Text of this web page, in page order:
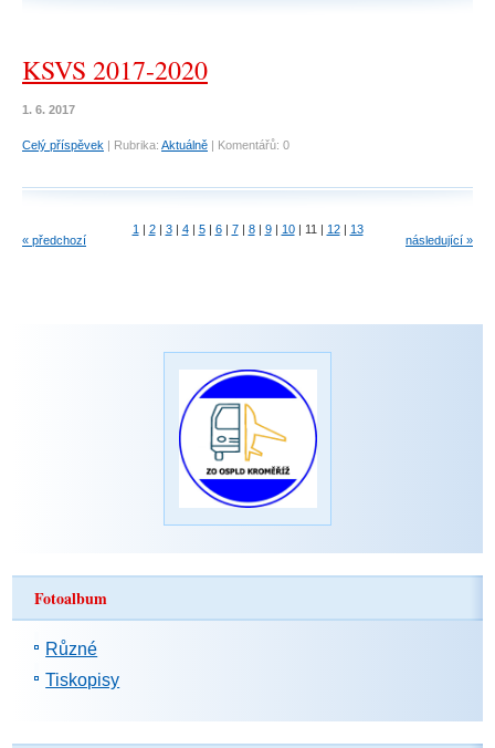
KSVS 2017-2020
1. 6. 2017
Celý příspěvek | Rubrika: Aktuálně | Komentářů: 0
« předchozí
1 | 2 | 3 | 4 | 5 | 6 | 7 | 8 | 9 | 10 | 11 | 12 | 13
následující »
Fotoalbum
Různé
Tiskopisy